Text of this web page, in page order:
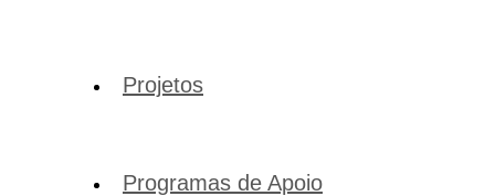
Projetos
Programas de Apoio